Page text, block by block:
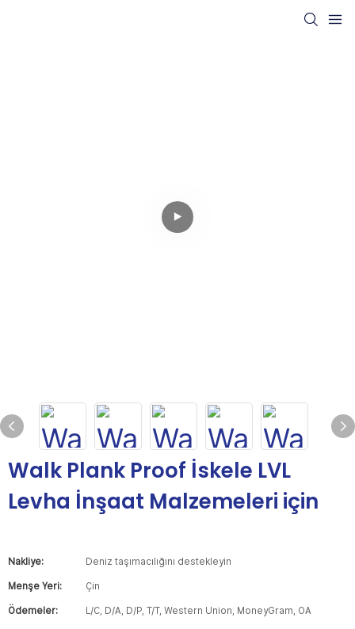
Walk Plank Proof İskele LVL
Levha İnşaat Malzemeleri için
Nakliye: Deniz taşımacılığını destekleyin
Menşe Yeri: Çin
Ödemeler: L/C, D/A, D/P, T/T, Western Union, MoneyGram, OA